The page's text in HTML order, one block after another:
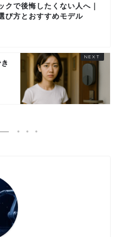
クで後悔したくない人へ｜
び方とおすすめモデル